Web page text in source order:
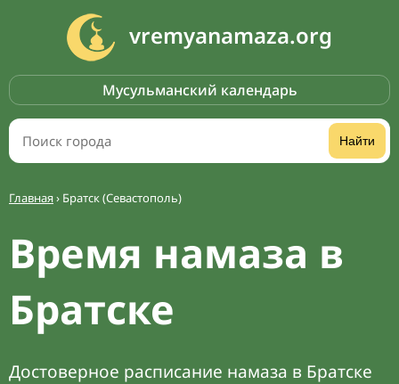
vremyanamaza.org
Мусульманский календарь
Найти
Главная› Братск (Севастополь)
Время намаза в
Братске
Достоверное расписание намаза в Братске